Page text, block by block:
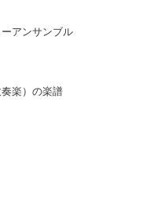
アンサンブル
楽）の楽譜